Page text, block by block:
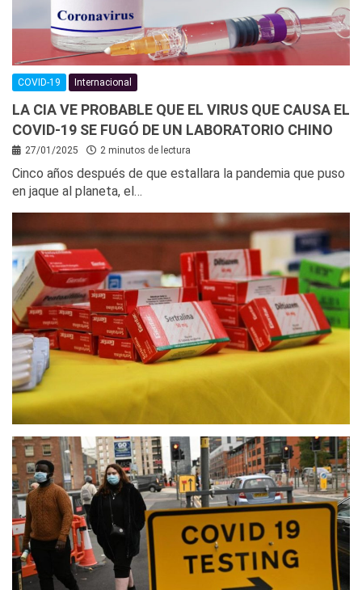
COVID-19 Internacional
LA CIA VE PROBABLE QUE EL VIRUS QUE CAUSA EL
COVID-19 SE FUGÓ DE UN LABORATORIO CHINO
27/01/2025 2 minutos de lectura
Cinco años después de que estallara la pandemia que puso
en jaque al planeta, el…